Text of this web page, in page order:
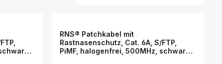
RNS® Patchkabel mit
Rastnasenschutz, Cat. 6A, S/FTP,
PiMF, halogenfrei, 500MHz, schwarz,